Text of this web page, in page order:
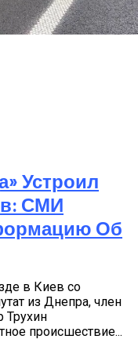
Устроил
СМИ
Об
в Киев со
из Днепра, член
Трухин
происшествие...